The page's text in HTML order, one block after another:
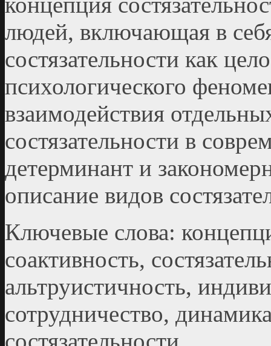
людей, включающая в
состязательности как
психологического
взаимодействия
состязательности в
детерминант и
описание видов
Ключевые слова:
соактивность,
альтруистичность,
сотрудничество,